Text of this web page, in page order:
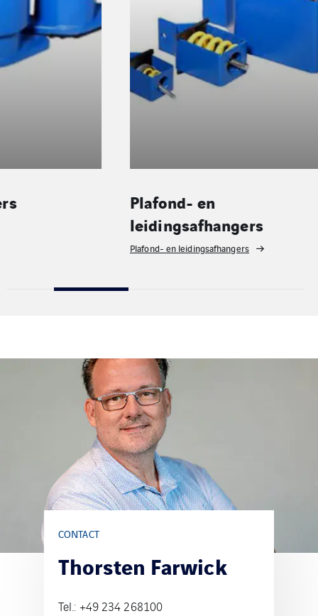
Plafond- en
leidingsafhangers
Plafond- en leidingsafhangers
Veerisolatoren
CONTACT
Thorsten Farwick
Tel.: +49 234 268100